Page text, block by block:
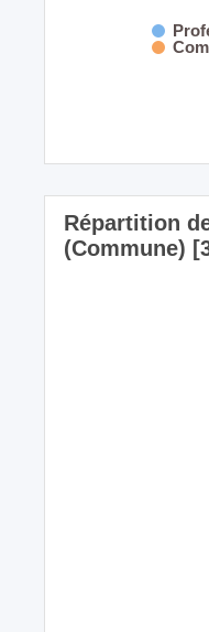
Répartition
(Commune)